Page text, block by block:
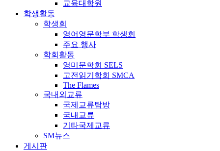
교육대학원
학생활동
학생회
영어영문학부 학생회
주요 행사
학회활동
영미문학회 SELS
고전읽기학회 SMCA
The Flames
국내외교류
국제교류탐방
국내교류
기타국제교류
SM뉴스
게시판